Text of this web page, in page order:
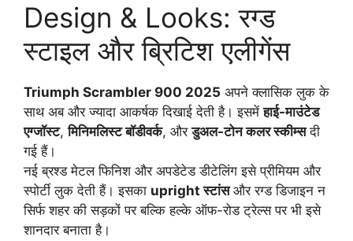
Design & Looks: रग्ड
स्टाइल और ब्रिटिश एलीगेंस
Triumph Scrambler 900 2025 अपने क्लासिक लुक के
साथ अब और ज्यादा आकर्षक दिखाई देती है। इसमेंहाई-माउंटेड
एग्जॉस्ट,मिनिमलिस्ट बॉडीवर्क, औरडुअल-टोन कलर स्कीम्सदी
गई हैं।
नई ब्रश्ड मेटल फिनिश और अपडेटेड डीटेलिंग इसे प्रीमियम और
स्पोर्टी लुक देती हैं। इसका upright स्टांसऔर रग्ड डिजाइन न
सिर्फ शहर की सड़कों पर बल्कि हल्के ऑफ-रोड ट्रेल्स पर भी इसे
शानदार बनाता है।